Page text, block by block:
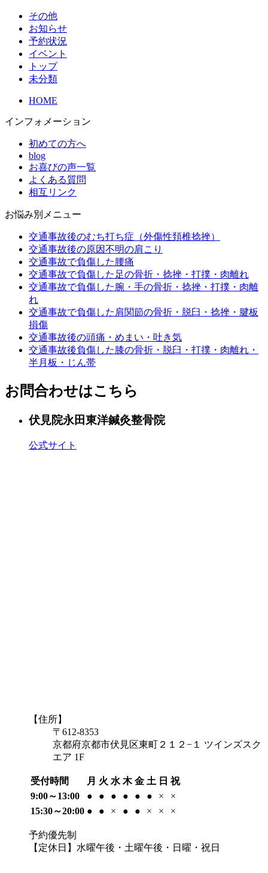
その他
お知らせ
予約状況
イベント
トップ
未分類
HOME
インフォメーション
初めての方へ
blog
お喜びの声一覧
よくある質問
相互リンク
お悩み別メニュー
交通事故後のむち打ち症（外傷性頚椎捻挫）
交通事故後の原因不明の肩こり
交通事故で負傷した腰痛
交通事故で負傷した足の骨折・捻挫・打撲・肉離れ
交通事故で負傷した腕・手の骨折・捻挫・打撲・肉離
れ
交通事故で負傷した肩関節の骨折・脱臼・捻挫・腱板
損傷
交通事故後の頭痛・めまい・吐き気
交通事故後負傷した膝の骨折・脱臼・打撲・肉離れ・
半月板・じん帯
お問合わせはこちら
伏見院永田東洋鍼灸整骨院
公式サイト
【住所】
〒612-8353
京都府京都市伏見区東町２１２−１ ツインズスク
エア 1F
受付時間 月 火 水 木 金 土 日 祝
9:00～13:00
● ● ● ● ● ● ×
×
15:30～20:00 ● ● × ● ● × × ×
予約優先制
【定休日】水曜午後・土曜午後・日曜・祝日